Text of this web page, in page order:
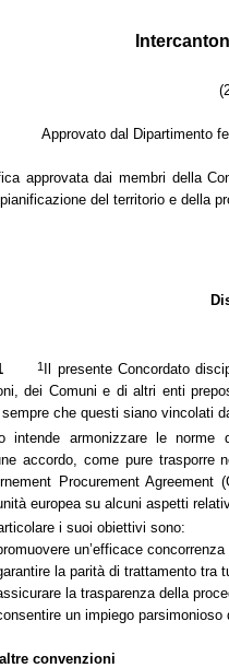
(
Approvato dal Dipartimento
approvata dai membri della
del territorio e della
1
Il presente Concordato
dei Comuni e di altri enti
che questi siano vincolati
intende armonizzare le norme
accordo, come pure trasporre
Procurement Agreement
europea su alcuni aspetti
i suoi obiettivi sono:
un’efficace
arantire la parità di trattamento tra
la trasparenza della
onsentire un impiego
convenzioni